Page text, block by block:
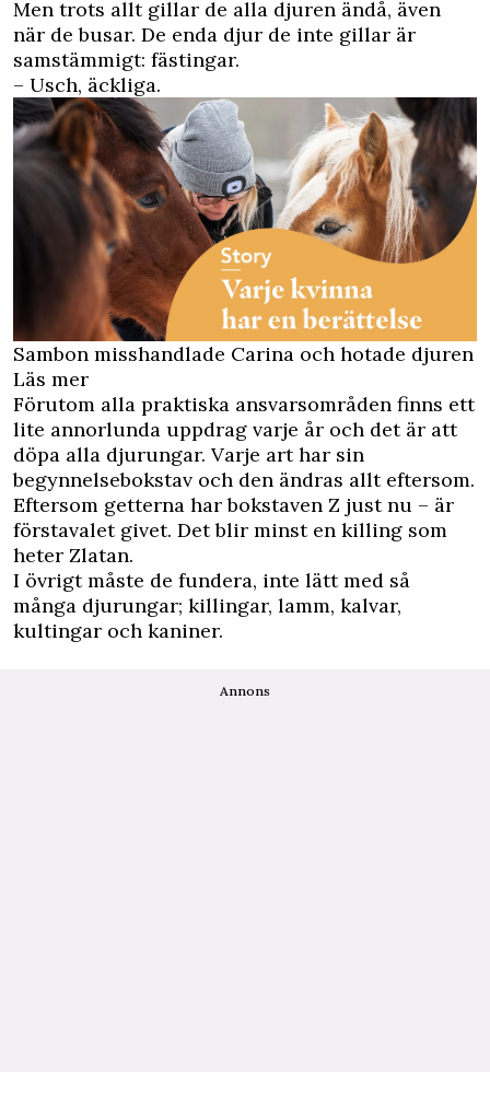
Men trots allt gillar de alla djuren ändå, även
när de busar. De enda djur de inte gillar är
samstämmigt: fästingar.
– Usch, äckliga.
Sambon misshandlade Carina och hotade djuren
Läs mer
Förutom alla praktiska ansvarsområden finns ett
lite annorlunda uppdrag varje år och det är att
döpa alla djurungar. Varje art har sin
begynnelsebokstav och den ändras allt eftersom.
Eftersom getterna har bokstaven Z just nu – är
förstavalet givet. Det blir minst en killing som
heter Zlatan.
I övrigt måste de fundera, inte lätt med så
många djurungar; killingar, lamm, kalvar,
kultingar och kaniner.
Annons